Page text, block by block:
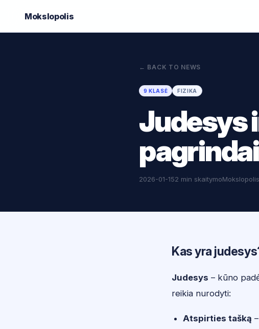
Mokslopolis
← BACK TO NEWS
9 KLASĖ FIZIKA
Judesys
2026-01-152 min skaitymoMokslopolis
Kas yra
Judesys – kūno
reikia nurodyti:
Atspirties tašką